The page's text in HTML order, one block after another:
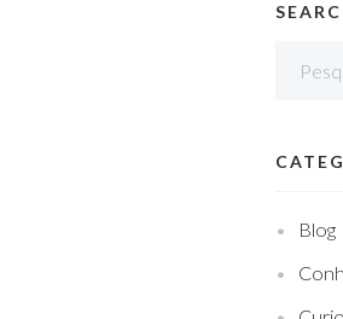
Blog